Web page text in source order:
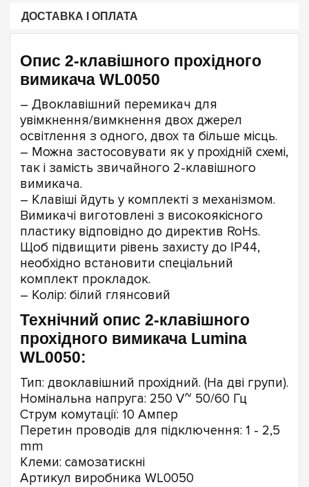
ДОСТАВКА І ОПЛАТА
Опис 2-клавішного прохідного
вимикача WL0050
– Двоклавішний перемикач для
увімкнення/вимкнення двох джерел
освітлення з одного, двох та більше місць.
– Можна застосовувати як у прохідній схемі,
так і замість звичайного 2-клавішного
вимикача.
– Клавіші йдуть у комплекті з механізмом.
Вимикачі виготовлені з високоякісного
пластику відповідно до директив RoHs.
Щоб підвищити рівень захисту до IP44,
необхідно встановити спеціальний
комплект прокладок.
– Колір: білий глянсовий
Технічний опис 2-клавішного
прохідного вимикача Lumina
WL0050:
Тип: двоклавішний прохідний. (На дві групи).
Номінальна напруга: 250 V~ 50/60 Гц
Струм комутації: 10 Ампер
Перетин проводів для підключення: 1 - 2,5
mm
Клеми: самозатискні
Артикул виробника WL0050